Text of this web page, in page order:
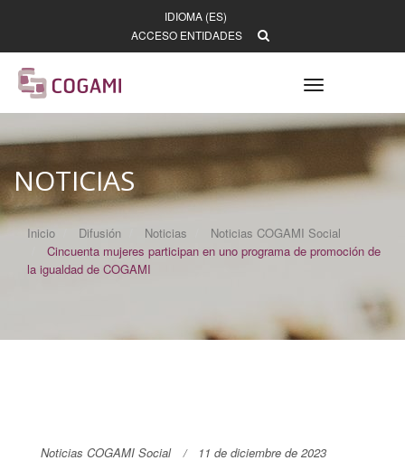
IDIOMA (ES)
ACCESO ENTIDADES
Toggle
navigation
NOTICIAS
Inicio Difusión Noticias
Noticias COGAMI Social
Cincuenta mujeres participan en uno programa de promoción de
la igualdad de COGAMI
Noticias COGAMI Social 11 de diciembre de 2023